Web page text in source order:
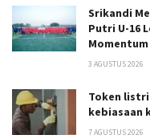
Srikandi
Putri U-16
3 AGUSTUS 2026
Token
kebiasaan
7 AGUSTUS 2026